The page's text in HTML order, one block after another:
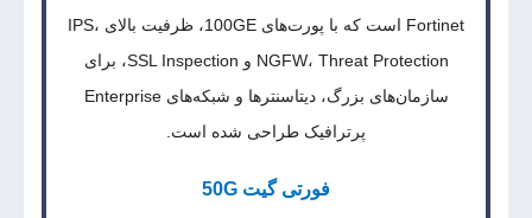
Fortinet است که با پورت‌های 100GE، ظرفیت بالای IPS،
NGFW، Threat Protection و SSL Inspection، برای
سازمان‌های بزرگ، دیتاسنترها و شبکه‌های Enterprise
پرترافیک طراحی شده است.
فورتی گیت 50G